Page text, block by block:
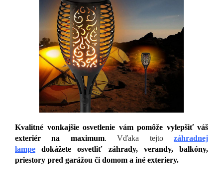
Kvalitné vonkajšie osvetlenie vám pomôže vylepšiť váš
exteriér na maximum. Vďaka tejtozáhradnej
lampe
dokážete osvetliť záhrady, verandy, balkóny,
priestory pred garážou či domom a iné exteriery.